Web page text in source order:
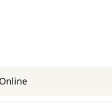
Online